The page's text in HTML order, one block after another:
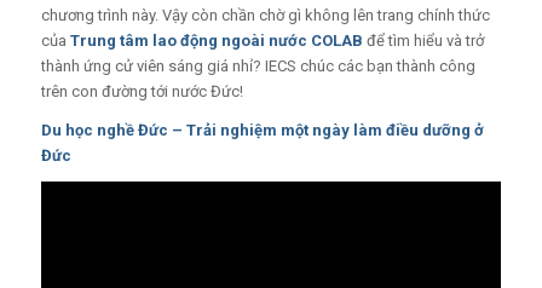
chương trình này. Vậy còn chần chờ gì không lên trang chính thức
của Trung tâm lao động ngoài nước COLAB để tìm hiểu và trở
thành ứng cử viên sáng giá nhỉ? IECS chúc các bạn thành công
trên con đường tới nước Đức!
Du học nghề Đức – Trải nghiệm một ngày làm điều dưỡng ở
Đức